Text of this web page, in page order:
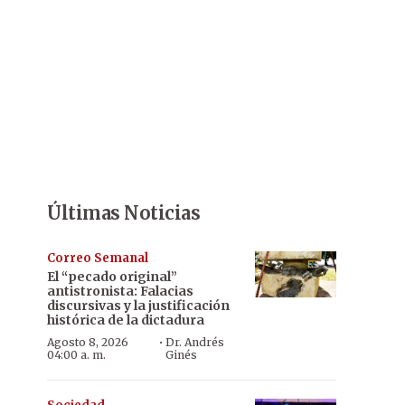
Últimas Noticias
Correo Semanal
El “pecado original”
antistronista: Falacias
discursivas y la justificación
histórica de la dictadura
Agosto 8, 2026
04:00 a. m.
·Dr. Andrés
Ginés